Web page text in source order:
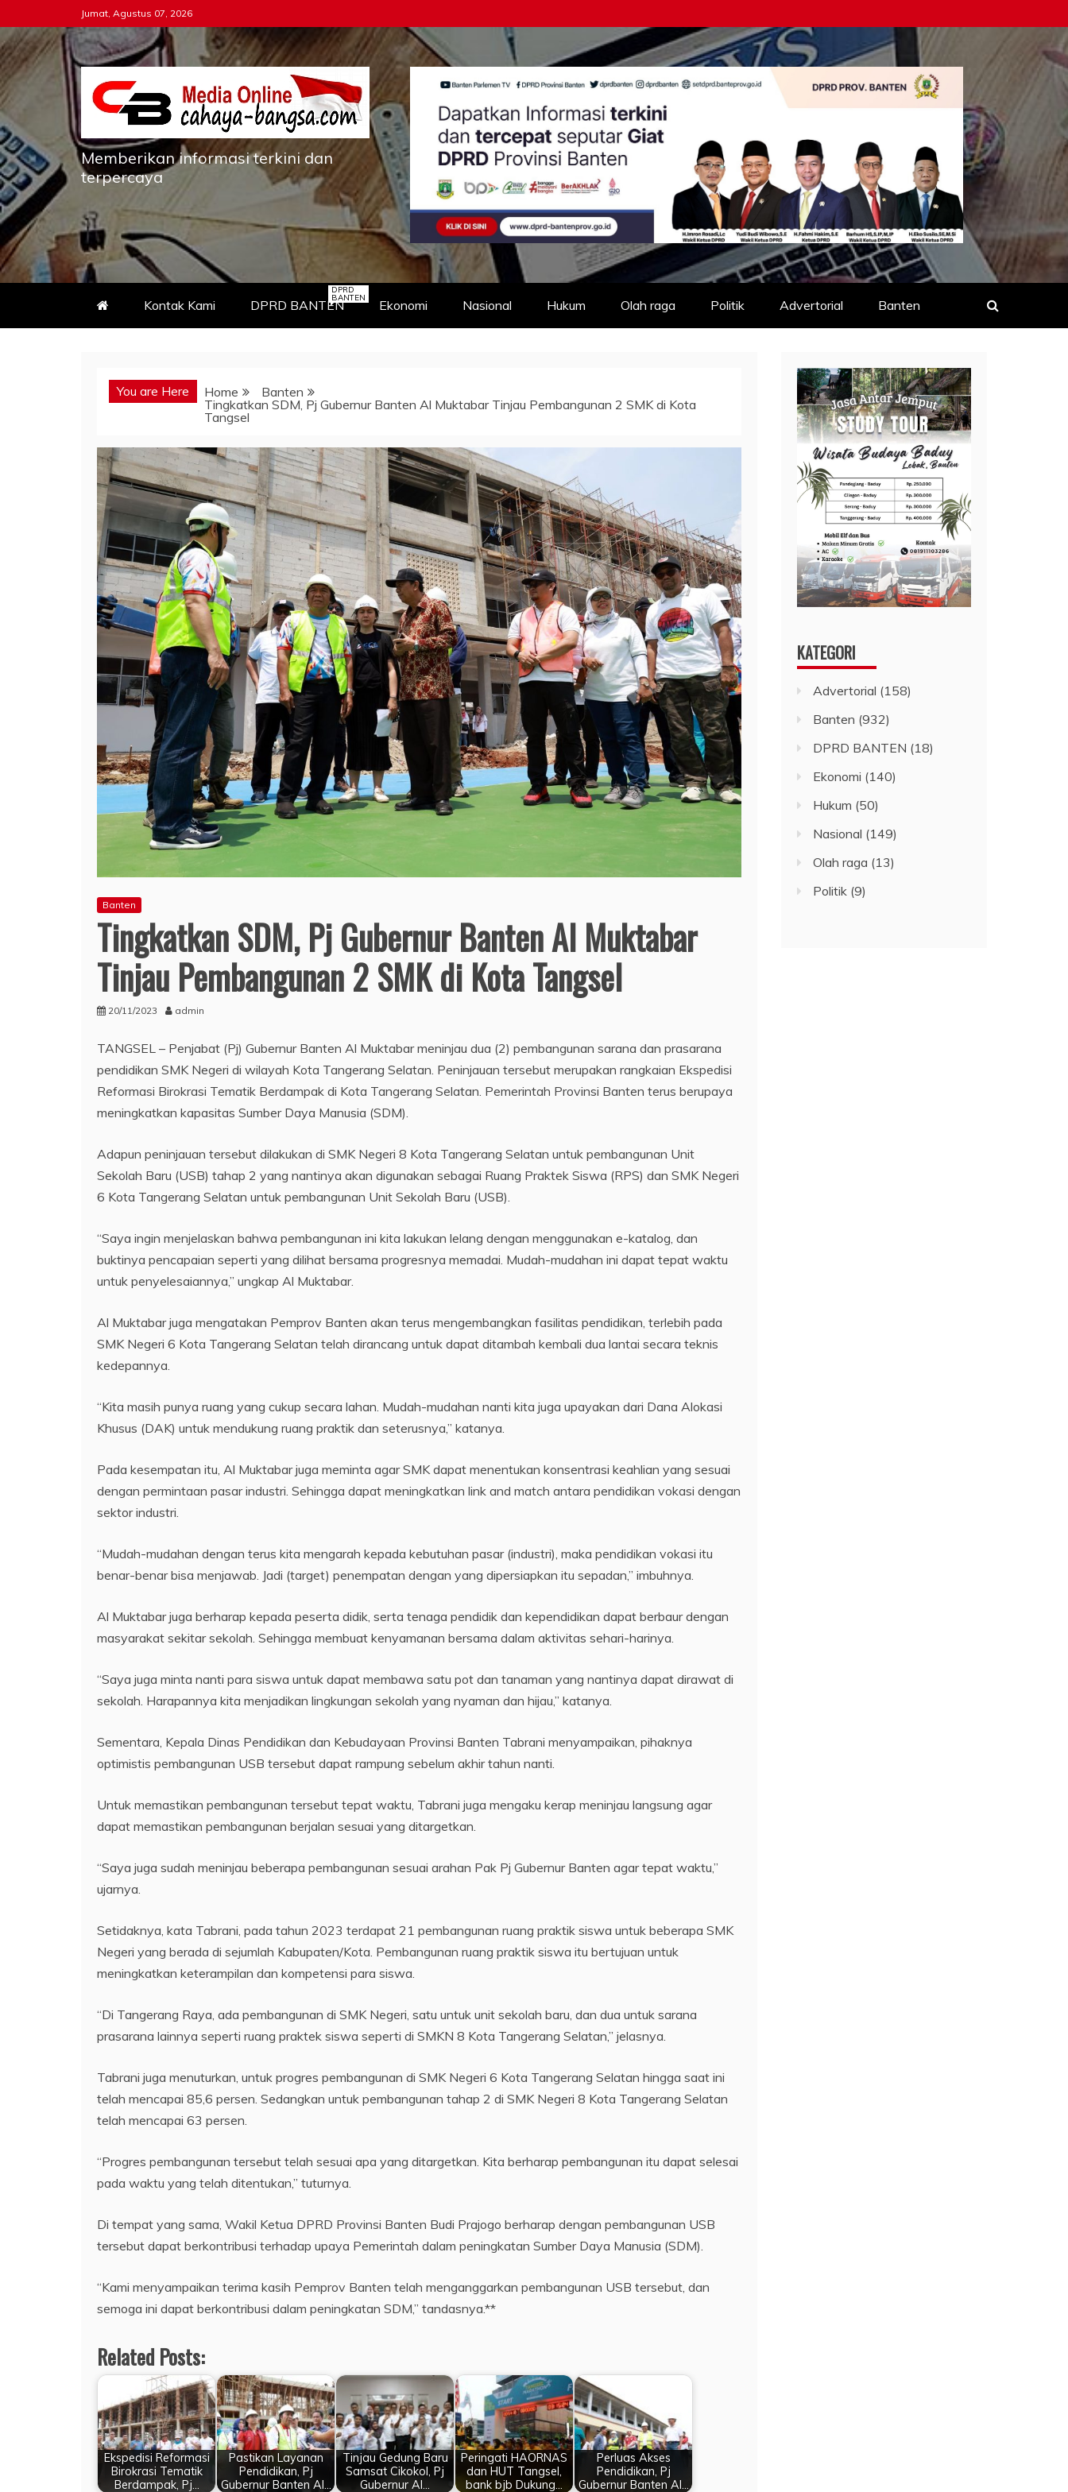
to
content
Jumat, Agustus 07, 2026
Memberikan informasi terkini dan
terpercaya
Kontak Kami DPRD BANTEN
DPRD
BANTEN Ekonomi Nasional Hukum Olah raga Politik Advertorial Banten
You are Here Home
Banten
Tingkatkan SDM, Pj Gubernur Banten Al Muktabar Tinjau Pembangunan 2 SMK di Kota
Tangsel
Banten
Tingkatkan SDM, Pj Gubernur Banten Al Muktabar
Tinjau Pembangunan 2 SMK di Kota Tangsel
20/11/2023 admin
TANGSEL – Penjabat (Pj) Gubernur Banten Al Muktabar meninjau dua (2) pembangunan sarana dan prasarana
pendidikan SMK Negeri di wilayah Kota Tangerang Selatan. Peninjauan tersebut merupakan rangkaian Ekspedisi
Reformasi Birokrasi Tematik Berdampak di Kota Tangerang Selatan. Pemerintah Provinsi Banten terus berupaya
meningkatkan kapasitas Sumber Daya Manusia (SDM).
Adapun peninjauan tersebut dilakukan di SMK Negeri 8 Kota Tangerang Selatan untuk pembangunan Unit
Sekolah Baru (USB) tahap 2 yang nantinya akan digunakan sebagai Ruang Praktek Siswa (RPS) dan SMK Negeri
6 Kota Tangerang Selatan untuk pembangunan Unit Sekolah Baru (USB).
“Saya ingin menjelaskan bahwa pembangunan ini kita lakukan lelang dengan menggunakan e-katalog, dan
buktinya pencapaian seperti yang dilihat bersama progresnya memadai. Mudah-mudahan ini dapat tepat waktu
untuk penyelesaiannya,” ungkap Al Muktabar.
Al Muktabar juga mengatakan Pemprov Banten akan terus mengembangkan fasilitas pendidikan, terlebih pada
SMK Negeri 6 Kota Tangerang Selatan telah dirancang untuk dapat ditambah kembali dua lantai secara teknis
kedepannya.
“Kita masih punya ruang yang cukup secara lahan. Mudah-mudahan nanti kita juga upayakan dari Dana Alokasi
Khusus (DAK) untuk mendukung ruang praktik dan seterusnya,” katanya.
Pada kesempatan itu, Al Muktabar juga meminta agar SMK dapat menentukan konsentrasi keahlian yang sesuai
dengan permintaan pasar industri. Sehingga dapat meningkatkan link and match antara pendidikan vokasi dengan
sektor industri.
“Mudah-mudahan dengan terus kita mengarah kepada kebutuhan pasar (industri), maka pendidikan vokasi itu
benar-benar bisa menjawab. Jadi (target) penempatan dengan yang dipersiapkan itu sepadan,” imbuhnya.
Al Muktabar juga berharap kepada peserta didik, serta tenaga pendidik dan kependidikan dapat berbaur dengan
masyarakat sekitar sekolah. Sehingga membuat kenyamanan bersama dalam aktivitas sehari-harinya.
“Saya juga minta nanti para siswa untuk dapat membawa satu pot dan tanaman yang nantinya dapat dirawat di
sekolah. Harapannya kita menjadikan lingkungan sekolah yang nyaman dan hijau,” katanya.
Sementara, Kepala Dinas Pendidikan dan Kebudayaan Provinsi Banten Tabrani menyampaikan, pihaknya
optimistis pembangunan USB tersebut dapat rampung sebelum akhir tahun nanti.
Untuk memastikan pembangunan tersebut tepat waktu, Tabrani juga mengaku kerap meninjau langsung agar
dapat memastikan pembangunan berjalan sesuai yang ditargetkan.
“Saya juga sudah meninjau beberapa pembangunan sesuai arahan Pak Pj Gubernur Banten agar tepat waktu,”
ujarnya.
Setidaknya, kata Tabrani, pada tahun 2023 terdapat 21 pembangunan ruang praktik siswa untuk beberapa SMK
Negeri yang berada di sejumlah Kabupaten/Kota. Pembangunan ruang praktik siswa itu bertujuan untuk
meningkatkan keterampilan dan kompetensi para siswa.
“Di Tangerang Raya, ada pembangunan di SMK Negeri, satu untuk unit sekolah baru, dan dua untuk sarana
prasarana lainnya seperti ruang praktek siswa seperti di SMKN 8 Kota Tangerang Selatan,” jelasnya.
Tabrani juga menuturkan, untuk progres pembangunan di SMK Negeri 6 Kota Tangerang Selatan hingga saat ini
telah mencapai 85,6 persen. Sedangkan untuk pembangunan tahap 2 di SMK Negeri 8 Kota Tangerang Selatan
telah mencapai 63 persen.
“Progres pembangunan tersebut telah sesuai apa yang ditargetkan. Kita berharap pembangunan itu dapat selesai
pada waktu yang telah ditentukan,” tuturnya.
Di tempat yang sama, Wakil Ketua DPRD Provinsi Banten Budi Prajogo berharap dengan pembangunan USB
tersebut dapat berkontribusi terhadap upaya Pemerintah dalam peningkatan Sumber Daya Manusia (SDM).
“Kami menyampaikan terima kasih Pemprov Banten telah menganggarkan pembangunan USB tersebut, dan
semoga ini dapat berkontribusi dalam peningkatan SDM,” tandasnya.**
Related Posts:
Ekspedisi Reformasi
Birokrasi Tematik
Berdampak, Pj…
Pastikan Layanan
Pendidikan, Pj
Gubernur Banten Al…
Tinjau Gedung Baru
Samsat Cikokol, Pj
Gubernur Al…
Peringati HAORNAS
dan HUT Tangsel,
bank bjb Dukung…
Perluas Akses
Pendidikan, Pj
Gubernur Banten Al…
KATEGORI
Advertorial (158)
Banten (932)
DPRD BANTEN (18)
Ekonomi (140)
Hukum (50)
Nasional (149)
Olah raga (13)
Politik (9)